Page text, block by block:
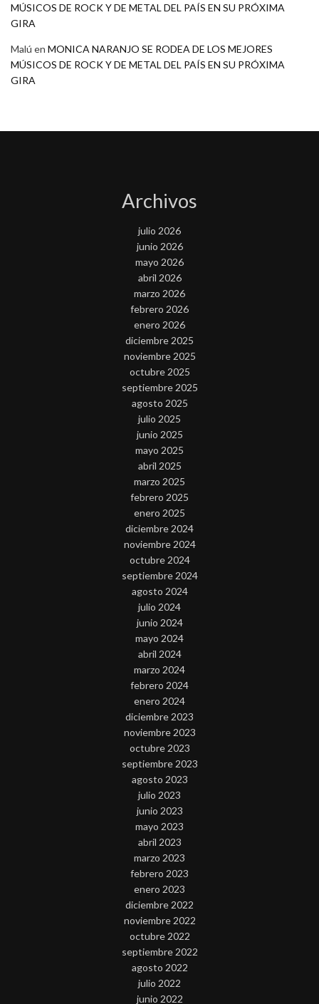
MÚSICOS DE ROCK Y DE METAL DEL PAÍS EN SU PRÓXIMA
GIRA
Malú en MONICA NARANJO SE RODEA DE LOS MEJORES
MÚSICOS DE ROCK Y DE METAL DEL PAÍS EN SU PRÓXIMA
GIRA
Archivos
julio 2026
junio 2026
mayo 2026
abril 2026
marzo 2026
febrero 2026
enero 2026
diciembre 2025
noviembre 2025
octubre 2025
septiembre 2025
agosto 2025
julio 2025
junio 2025
mayo 2025
abril 2025
marzo 2025
febrero 2025
enero 2025
diciembre 2024
noviembre 2024
octubre 2024
septiembre 2024
agosto 2024
julio 2024
junio 2024
mayo 2024
abril 2024
marzo 2024
febrero 2024
enero 2024
diciembre 2023
noviembre 2023
octubre 2023
septiembre 2023
agosto 2023
julio 2023
junio 2023
mayo 2023
abril 2023
marzo 2023
febrero 2023
enero 2023
diciembre 2022
noviembre 2022
octubre 2022
septiembre 2022
agosto 2022
julio 2022
junio 2022